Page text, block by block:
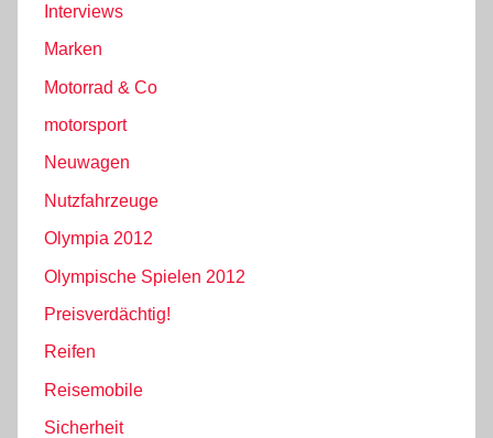
Interviews
Marken
Motorrad & Co
motorsport
Neuwagen
Nutzfahrzeuge
Olympia 2012
Olympische Spielen 2012
Preisverdächtig!
Reifen
Reisemobile
Sicherheit